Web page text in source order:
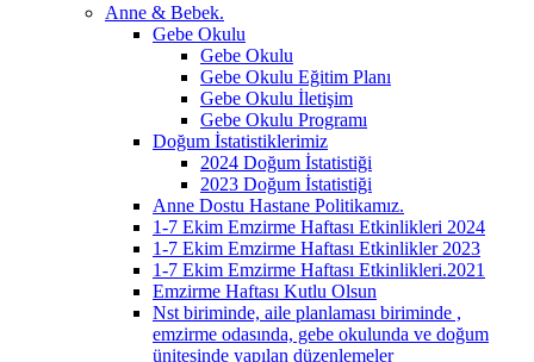
Anne & Bebek.
Gebe Okulu
Gebe Okulu
Gebe Okulu Eğitim Planı
Gebe Okulu İletişim
Gebe Okulu Programı
Doğum İstatistiklerimiz
2024 Doğum İstatistiği
2023 Doğum İstatistiği
Anne Dostu Hastane Politikamız.
1-7 Ekim Emzirme Haftası Etkinlikleri 2024
1-7 Ekim Emzirme Haftası Etkinlikler 2023
1-7 Ekim Emzirme Haftası Etkinlikleri.2021
Emzirme Haftası Kutlu Olsun
Nst biriminde, aile planlaması biriminde ,
emzirme odasında, gebe okulunda ve doğum
ünitesinde yapılan düzenlemeler